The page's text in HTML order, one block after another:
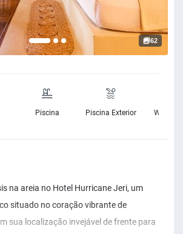
62
Piscina Piscina Exterior Wifi
na areia no Hotel Hurricane Jeri, um
situado no coração vibrante de
sua localização invejável de frente para